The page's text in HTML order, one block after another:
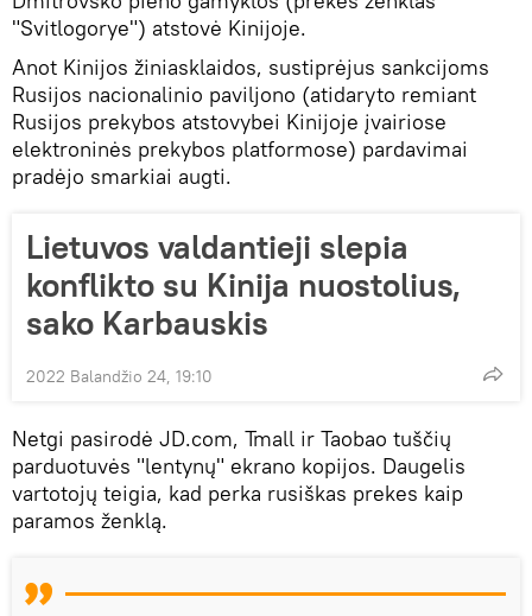
"Svitlogorye") atstovė Kinijoje.
Anot Kinijos žiniasklaidos, sustiprėjus sankcijoms
Rusijos nacionalinio paviljono (atidaryto remiant
Rusijos prekybos atstovybei Kinijoje įvairiose
elektroninės prekybos platformose) pardavimai
pradėjo smarkiai augti.
Lietuvos valdantieji slepia
konflikto su Kinija nuostolius,
sako Karbauskis
2022 Balandžio 24, 19:10
Netgi pasirodė JD.com, Tmall ir Taobao tuščių
parduotuvės "lentynų" ekrano kopijos. Daugelis
vartotojų teigia, kad perka rusiškas prekes kaip
paramos ženklą.